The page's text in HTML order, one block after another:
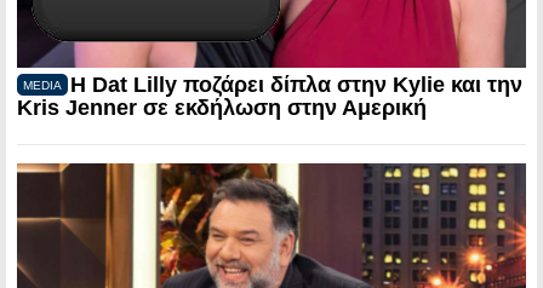
MEDIA
Η Dat Lilly ποζάρει δίπλα στην Kylie και την
Kris Jenner σε εκδήλωση στην Αμερική